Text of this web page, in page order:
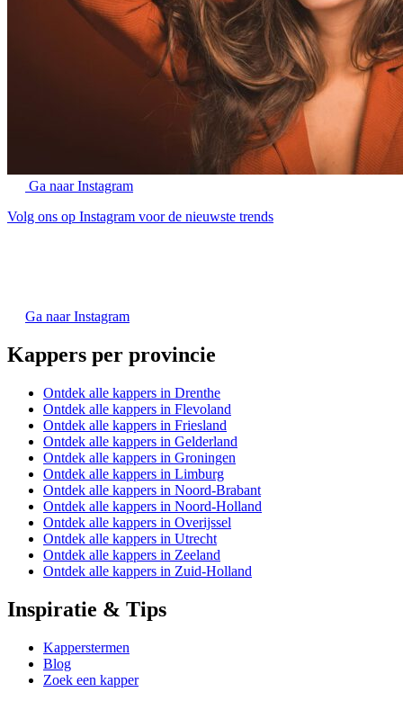
Ga naar Instagram
Volg ons op Instagram voor de nieuwste trends
Ga naar Instagram
Kappers per provincie
Ontdek alle kappers in Drenthe
Ontdek alle kappers in Flevoland
Ontdek alle kappers in Friesland
Ontdek alle kappers in Gelderland
Ontdek alle kappers in Groningen
Ontdek alle kappers in Limburg
Ontdek alle kappers in Noord-Brabant
Ontdek alle kappers in Noord-Holland
Ontdek alle kappers in Overijssel
Ontdek alle kappers in Utrecht
Ontdek alle kappers in Zeeland
Ontdek alle kappers in Zuid-Holland
Inspiratie & Tips
Kapperstermen
Blog
Zoek een kapper